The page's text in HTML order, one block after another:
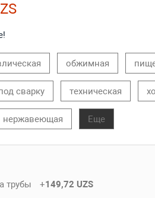
обжимная
сварку техническая
нержавеющая Еще
трубы
+149,72 UZS